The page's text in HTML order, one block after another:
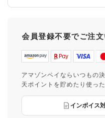
会員登録不要でご注
アマゾンペイならいつもの
天ポイントを貯めたり使っ
インボイス